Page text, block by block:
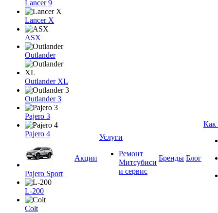
Lancer 9
Lancer X
ASX
Outlander
Outlander XL
Outlander 3
Pajero 3
Pajero 4
Pajero Sport
L-200
Colt
Акции
Услуги
Ремонт
Митсубиси
и сервис
Бренды Блог
Как